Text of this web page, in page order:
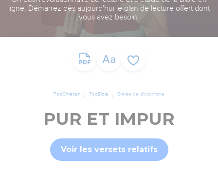
ligne. Démarrez dès aujourd'hui le plan de lecture offert dont
vous avez besoin.
TopChrétien TopBible Entrée de dictionnaire
PUR ET IMPUR
Voir les versets relatifs